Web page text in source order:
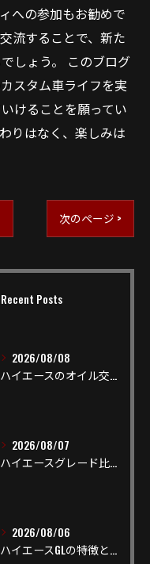
への参加もお勧めで
流することで、新た
しょう。 このブログ
スタム車ライフを実
けることを願ってい
りはなく、楽しみは
次のページ >
Recent Posts
2026/08/08
ハイエースのオイル交換を安心して行う頻度や費用と失敗しない選び方
2026/08/07
ハイエースグレード比較で人気や装備差を短時間で把握できる選び方ガイド
2026/08/06
ハイエースGLの特徴と他グレードとの違い徹底解説ガイド